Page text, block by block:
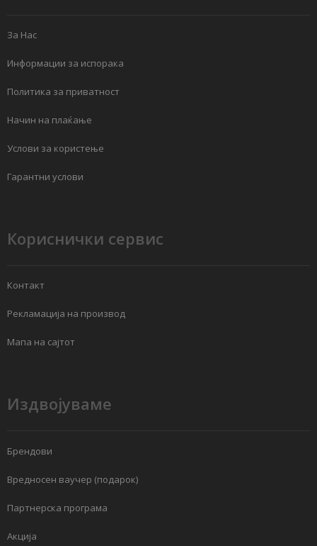
За Нас
Информации за испорака
Политика за приватност
Начин на плаќање
Услови за користење
Гарантни услови
Кориснички сервис
Контакт
Рекламација на производ
Мапа на сајтот
Издвојуваме
Брендови
Вредносен ваучер (подарок)
Партнерска програма
Акција